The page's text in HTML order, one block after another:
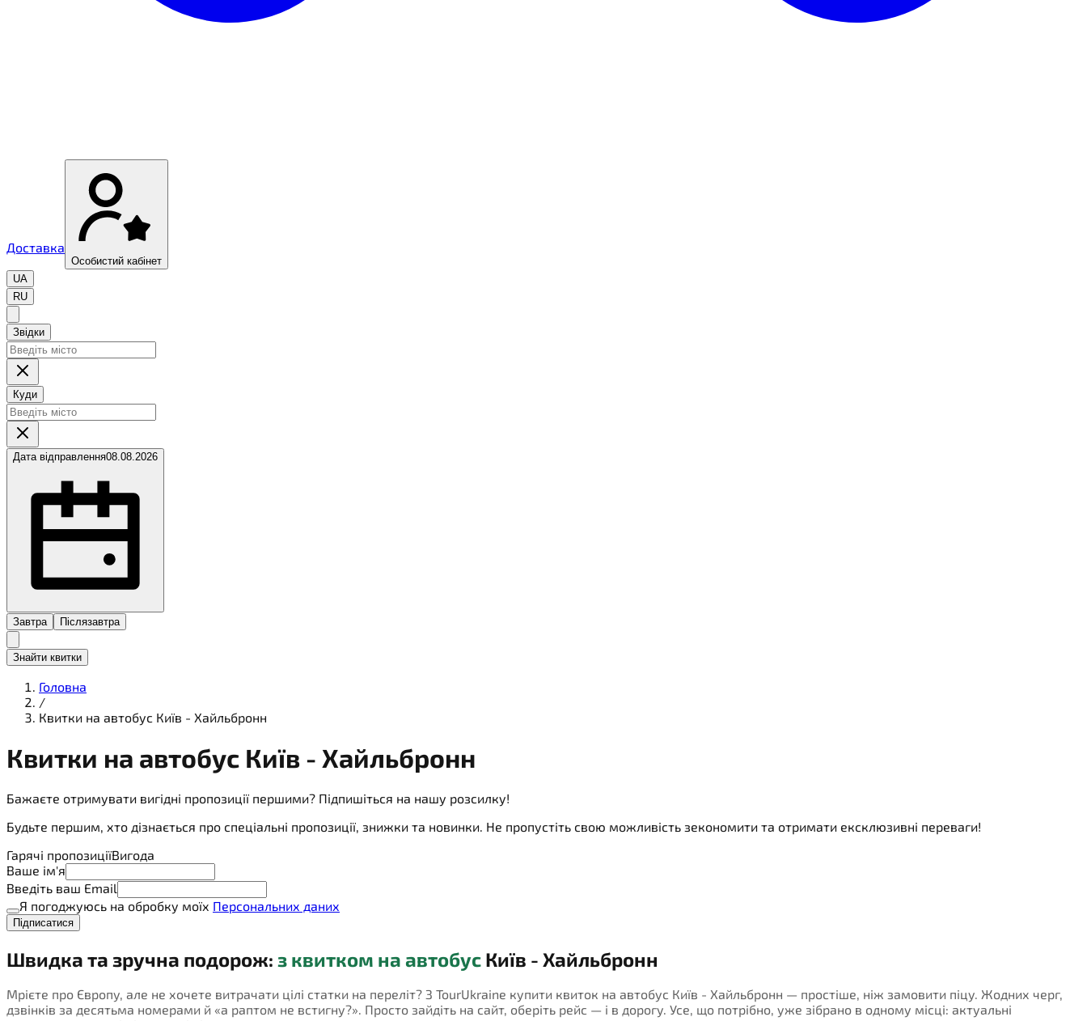
Доставка
Особистий кабінет
UA
RU
Звідки
Куди
Дата відправлення08.08.2026
Завтра Післязавтра
Знайти квитки
Головна
/
Квитки на автобус Київ - Хайльбронн
Квитки на автобус Київ - Хайльбронн
Бажаєте отримувати вигідні пропозиції першими? Підпишіться на нашу розсилку!
Будьте першим, хто дізнається про спеціальні пропозиції, знижки та новинки. Не пропустіть свою можливість зекономити та отримати ексклюзивні переваги!
Гарячі пропозиціїВигода
Ваше ім'я
Введіть ваш Email
Я погоджуюсь на обробку моїх Персональних даних
Підписатися
Швидка та зручна подорож: з квитком на автобус Київ - Хайльбронн
Мрієте про Європу, але не хочете витрачати цілі статки на переліт? З TourUkraine купити квиток на автобус Київ - Хайльбронн — простіше, ніж замовити піцу. Жодних черг,
дзвінків за десятьма номерами й «а раптом не встигну?». Просто зайдіть на сайт, оберіть рейс — і в дорогу. Усе, що потрібно, уже зібрано в одному місці: актуальні